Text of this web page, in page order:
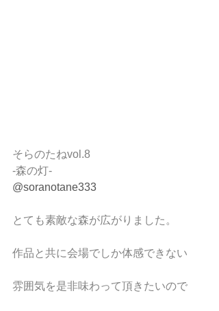
そらのたねvol.8
-森の灯-
@soranotane333
とても素敵な森が広がりました。
作品と共に会場でしか体感できない
雰囲気を是非味わって頂きたいので